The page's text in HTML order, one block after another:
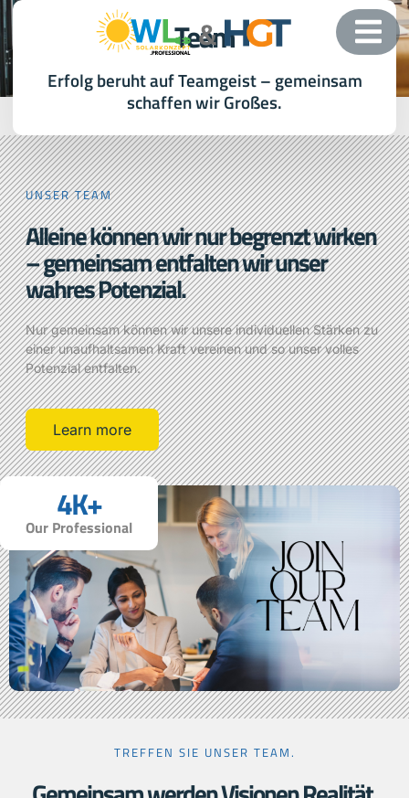
Team
Erfolg beruht auf Teamgeist – gemeinsam
schaffen wir Großes.
UNSER TEAM
Alleine können wir nur begrenzt wirken
– gemeinsam entfalten wir unser
wahres Potenzial.
Nur gemeinsam können wir unsere individuellen Stärken zu
einer unaufhaltsamen Kraft vereinen und so unser volles
Potenzial entfalten.
Learn more
Our Professional
4K+
TREFFEN SIE UNSER TEAM.